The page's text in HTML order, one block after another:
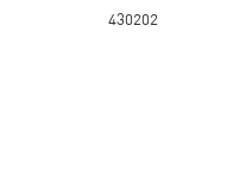
430202